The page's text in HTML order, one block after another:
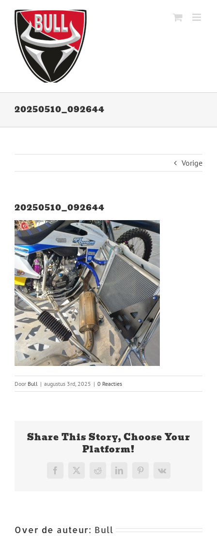
inhoud
20250510_092644
Vorige
20250510_092644
Door Bull | augustus 3rd, 2025 | 0 Reacties
Share This Story, Choose Your
Platform!
Facebook
X RedditLinkedInPinterest
Vk
Over de auteur: Bull